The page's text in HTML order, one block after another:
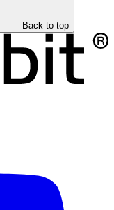
Back to top